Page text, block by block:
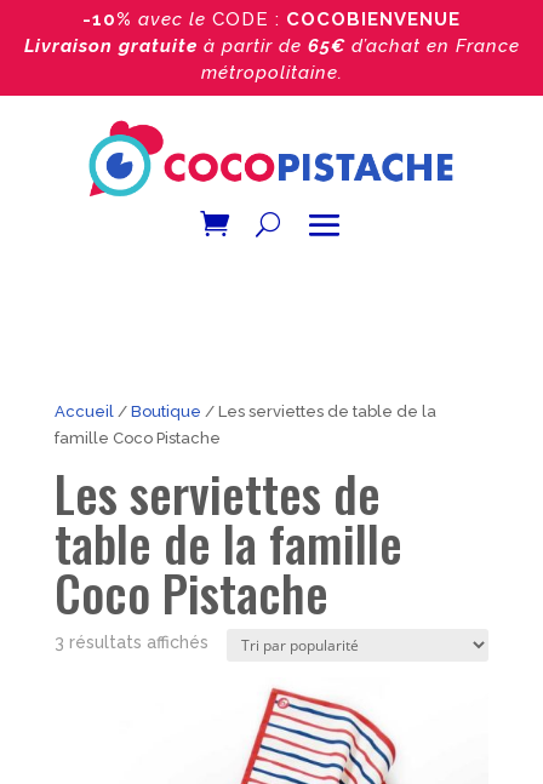
-10% avec le CODE : COCOBIENVENUE
Livraison gratuite à partir de 65€ d’achat en France
métropolitaine.
Accueil/ Boutique / Les serviettes de table de la
famille Coco Pistache
Les serviettes de
table de la famille
Coco Pistache
3 résultats affichésTrié
popularité